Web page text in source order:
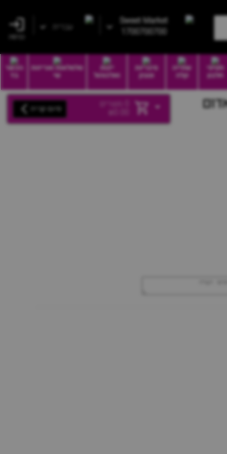
עברית
Sweet Market
1700700700
חטיפי
חלבון
שתייה
קלה
סיגריות
וטבק
יינות
ואלכוהול
סלסלאות ואריזות
שי
הכשר
בד
מוצרים
₪ סיום קנייה